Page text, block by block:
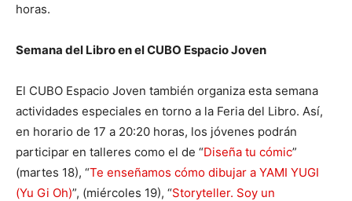
horas.
Semana del Libro en el CUBO Espacio Joven
El CUBO Espacio Joven también organiza esta semana
actividades especiales en torno a la Feria del Libro. Así,
en horario de 17 a 20:20 horas, los jóvenes podrán
participar en talleres como el de “Diseña tu cómic”
(martes 18), “Te enseñamos cómo dibujar a YAMI YUGI
(Yu Gi Oh)”, (miércoles 19), “Storyteller. Soy un